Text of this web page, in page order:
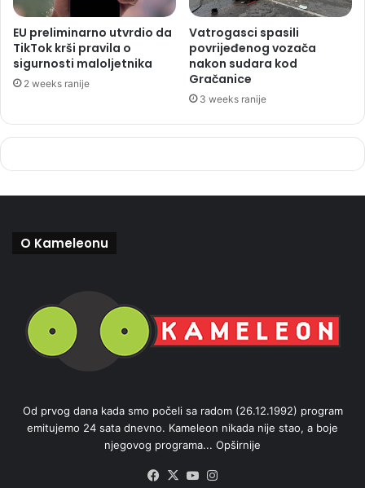
EU preliminarno utvrdio da
TikTok krši pravila o
sigurnosti maloljetnika
2 weeks ranije
Vatrogasci spasili
povrijeđenog vozača
nakon sudara kod
Gračanice
3 weeks ranije
O Kameleonu
Od prvog dana kada smo počeli sa radom (26.12.1992) program
emitujemo 24 sata dnevno. Kameleon nikada nije stao, a boje
njegovog programa... Opširnije
Facebook
X YouTube